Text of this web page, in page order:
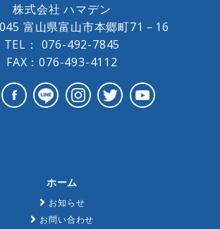
株式会社 ハマデン
富山県富山市本郷町71－16
TEL： 076-492-7845
FAX：076-493-4112
ホーム
お知らせ
お問い合わせ